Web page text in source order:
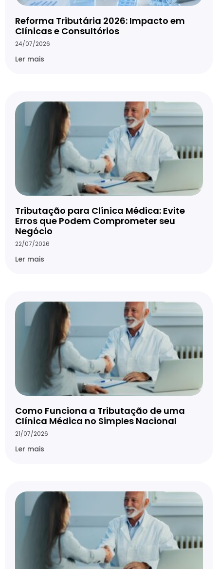
Reforma Tributária 2026: Impacto em
Clínicas e Consultórios
24/07/2026
Ler mais
Tributação para Clínica Médica: Evite
Erros que Podem Comprometer seu
Negócio
22/07/2026
Ler mais
Como Funciona a Tributação de uma
Clínica Médica no Simples Nacional
21/07/2026
Ler mais